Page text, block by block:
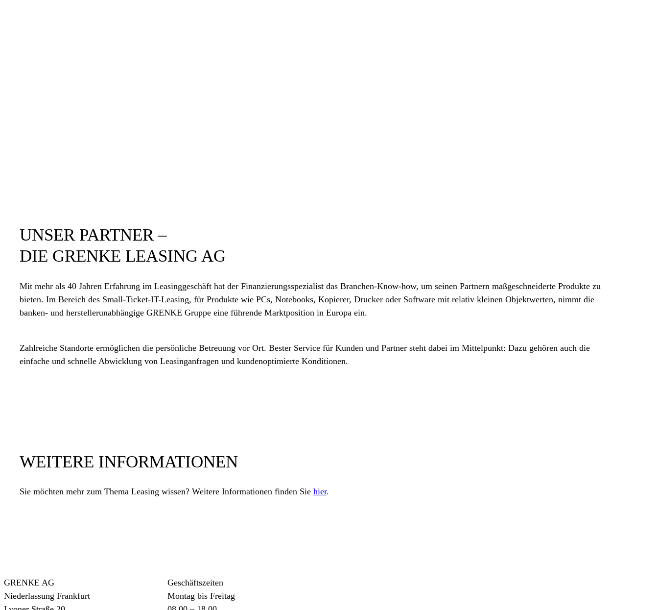
UNSER PARTNER –
DIE GRENKE LEASING AG
Mit mehr als 40 Jahren Erfahrung im Leasinggeschäft hat der Finanzierungsspezialist das Branchen-Know-how, um seinen Partnern maßgeschneiderte Produkte zu
bieten. Im Bereich des Small-Ticket-IT-Leasing, für Produkte wie PCs, Notebooks, Kopierer, Drucker oder Software mit relativ kleinen Objektwerten, nimmt die
banken- und herstellerunabhängige GRENKE Gruppe eine führende Marktposition in Europa ein.
Zahlreiche Standorte ermöglichen die persönliche Betreuung vor Ort. Bester Service für Kunden und Partner steht dabei im Mittelpunkt: Dazu gehören auch die
einfache und schnelle Abwicklung von Leasinganfragen und kundenoptimierte Konditionen.
WEITERE INFORMATIONEN
Sie möchten mehr zum Thema Leasing wissen? Weitere Informationen finden Sie hier.
GRENKE AG
Niederlassung Frankfurt
Geschäftszeiten
Montag bis Freitag